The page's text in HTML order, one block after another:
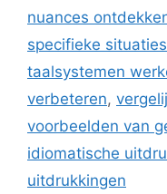
nuances
specifieke situaties
taalsystemen
verbeteren,
voorbeelden van
idiomatische
uitdrukkingen